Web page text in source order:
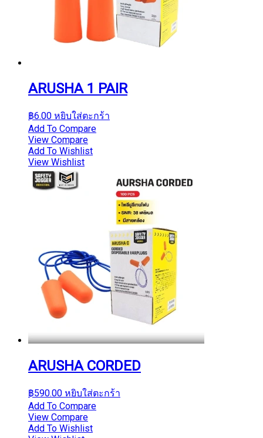
ARUSHA 1 PAIR
฿6.00 หยิบใส่ตะกร้า
Add To Compare
View Compare
Add To Wishlist
View Wishlist
ARUSHA CORDED
฿590.00 หยิบใส่ตะกร้า
Add To Compare
View Compare
Add To Wishlist